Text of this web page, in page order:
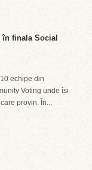
finala Social
echipe din
Voting unde îsi
provin. În...